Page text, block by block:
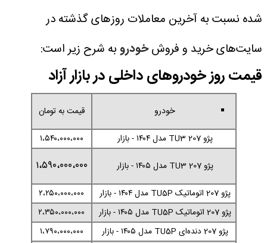
شده نسبت به آخرین معاملات روز‌های گذشته در
سایت‌های خرید و فروشخودروبه شرح زیر است:
قیمت روز خودروهای داخلی در بازار آزاد
خودرو قیمت به تومان
پژو 207 TU3 مدل ۱۴۰۴ - بازار ۱،۵۴۰،۰۰۰،۰۰۰
پژو 207 TU3 مدل ۱۴۰۵ - بازار ۱،۵۹۰،۰۰۰،۰۰۰
پژو 207 اتوماتیک TU5P مدل ۱۴۰۴ - بازار
۲،۲۵۰،۰۰۰،۰۰۰
پژو 207 اتوماتیک TU5P مدل ۱۴۰۵ - بازار
۲،۳۵۰،۰۰۰،۰۰۰
پژو 207 دنده‌ای TU5P مدل ۱۴۰۵ - بازار
۱،۷۹۰،۰۰۰،۰۰۰